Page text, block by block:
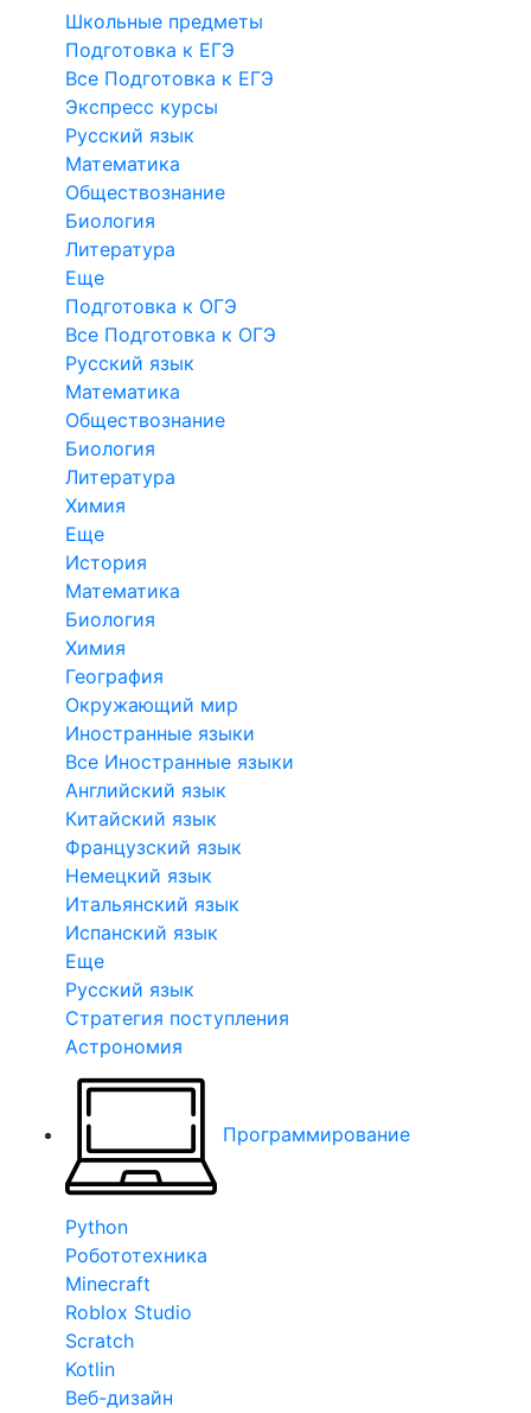
Школьные предметы
Подготовка к ЕГЭ
Все Подготовка к ЕГЭ
Экспресс курсы
Русский язык
Математика
Обществознание
Биология
Литература
Еще
Подготовка к ОГЭ
Все Подготовка к ОГЭ
Русский язык
Математика
Обществознание
Биология
Литература
Химия
Еще
История
Математика
Биология
Химия
География
Окружающий мир
Иностранные языки
Все Иностранные языки
Английский язык
Китайский язык
Французский язык
Немецкий язык
Итальянский язык
Испанский язык
Еще
Русский язык
Стратегия поступления
Астрономия
Программирование
Python
Робототехника
Minecraft
Roblox Studio
Scratch
Kotlin
Веб-дизайн